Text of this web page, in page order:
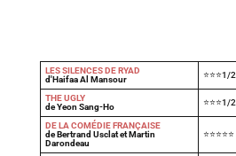
LES SILENCES DE RYAD
d'Haifaa Al Mansour
⭐⭐⭐1/2
THE UGLY
de Yeon Sang-Ho
⭐⭐⭐1/2
DE LA COMÉDIE FRANÇAISE
de Bertrand Usclat et Martin
Darondeau
⭐⭐⭐⭐⭐